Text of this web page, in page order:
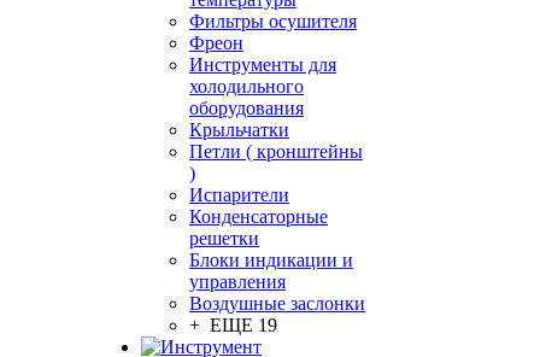
Фильтры осушителя
Фреон
Инструменты для
холодильного
оборудования
Крыльчатки
Петли ( кронштейны
)
Испарители
Конденсаторные
решетки
Блоки индикации и
управления
Воздушные заслонки
+ ЕЩЕ 19